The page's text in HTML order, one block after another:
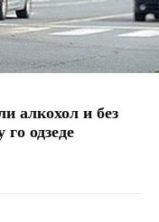
алкохол и без
одзеде